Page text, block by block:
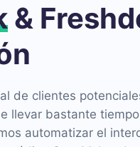
&
de clientes
llevar bastante
automatizar el